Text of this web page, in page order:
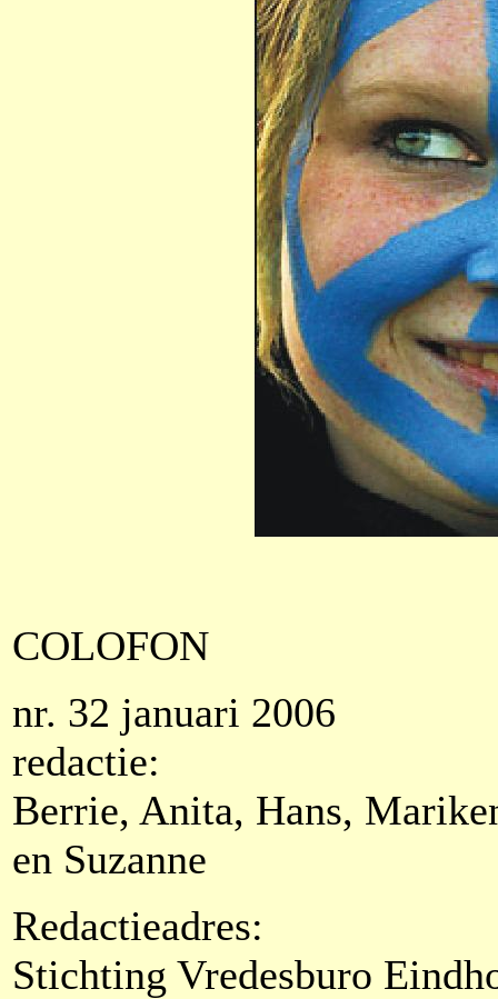
COLOFON
nr. 32 januari 2006
redactie:
Berrie, Anita, Hans,
en Suzanne
Redactieadres:
Stichting Vredesburo